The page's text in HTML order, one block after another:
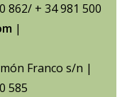
862/ + 34 981 500
|
Franco s/n |
585